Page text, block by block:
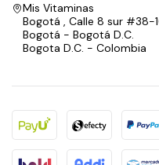
Mis Vitaminas
Bogotá , Calle 8 sur #38-
Bogotá - Bogotá D.C.
Bogota D.C. - Colombia